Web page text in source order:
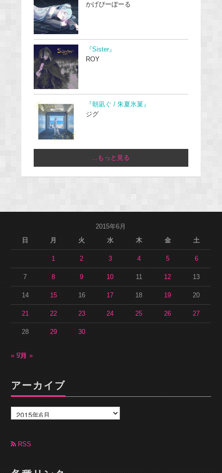
かげぴーぼーる
『Sister』
ROY
『朝凪ぐ / 朱夏氷菓』
ジグ
...もっと見る
2015年6月
日
月 火 水 木 金 土
1 2 3 4 5 6
7 8 9 10 11 12 13
14 15 16 17 18 19 20
21 22 23 24 25 26 27
28 29 30
« 5月7月 »
アーカイブ
ー
カ
ブ RSS